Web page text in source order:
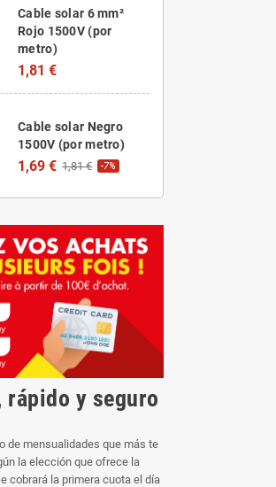
Cable solar 6 mm²
Rojo 1500V (por
metro)
1,81 €
Cable solar Negro
1500V (por metro)
1,69 € 1,81 € -7%
rápido y seguro
de mensualidades que más te
la elección que ofrece la
cobrará la primera cuota el día